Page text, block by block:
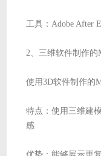
工具：Adobe After
2、三维软件制作的
使用3D软件制作的
特点：使用三维建
感